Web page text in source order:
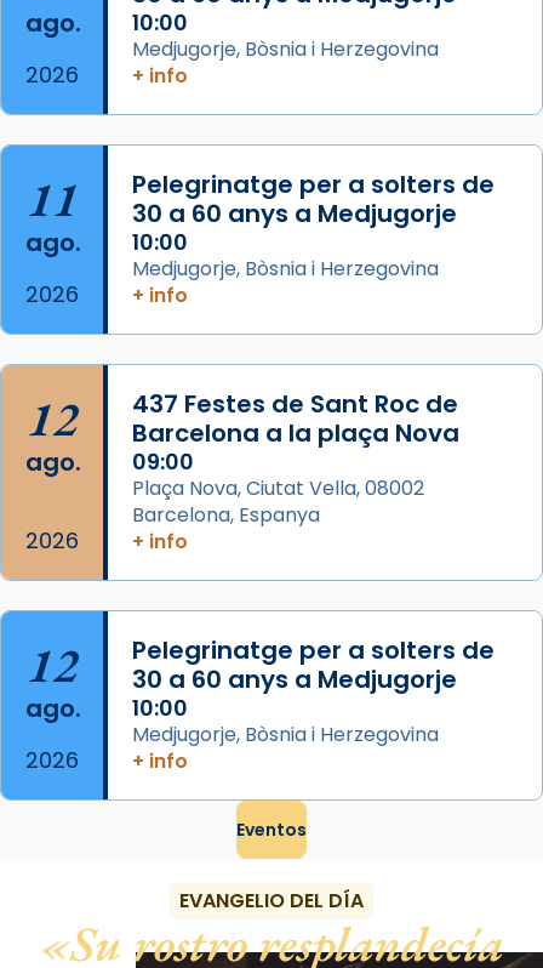
seu germà Joan i Pere un dels que
acompanyava més de prop Jesús.
Segons el llibre dels Fets (12,2) fou el primer
apòstol màrtir, decapitat a Jerusalem per
Herodes Agripa (vers l'any 44).
Patró de Galícia, després de les invasions
musulmanes fou venerat com a patró dels
Regnes castellans i més tard de tota
Espanya.
View on Facebook · Share
ago.
2026
10:00
Medjugorje, Bòsnia i Herzegovina
+ info
11
ago.
2026
Pelegrinatge per a solters de
30 a 60 anys a Medjugorje
10:00
Medjugorje, Bòsnia i Herzegovina
+ info
12
ago.
2026
437 Festes de Sant Roc de
Barcelona a la plaça Nova
09:00
Plaça Nova, Ciutat Vella, 08002
Barcelona, Espanya
+ info
12
ago.
2026
Pelegrinatge per a solters de
30 a 60 anys a Medjugorje
10:00
Medjugorje, Bòsnia i Herzegovina
+ info
Eventos
EVANGELIO DEL DÍA
Su rostro resplandecía